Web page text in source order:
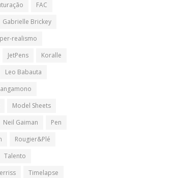
FAC
Gabrielle Brickey
realismo
JetPens
Koralle
Leo Babauta
Model Sheets
Neil Gaiman
Pen
Rougier&Plé
Talento
Timelapse